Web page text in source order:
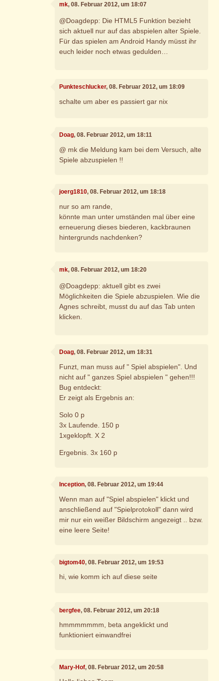
mk, 08. Februar 2012, um 18:07
@Doagdepp: Die HTML5 Funktion bezieht
sich aktuell nur auf das abspielen alter Spiele.
Für das spielen am Android Handy müsst ihr
euch leider noch etwas gedulden…
Punkteschlucker, 08. Februar 2012, um 18:09
schalte um aber es passiert gar nix
Doag, 08. Februar 2012, um 18:11
@ mk die Meldung kam bei dem Versuch, alte
Spiele abzuspielen !!
joerg1810, 08. Februar 2012, um 18:18
nur so am rande,
könnte man unter umständen mal über eine
erneuerung dieses biederen, kackbraunen
hintergrunds nachdenken?
mk, 08. Februar 2012, um 18:20
@Doagdepp: aktuell gibt es zwei
Möglichkeiten die Spiele abzuspielen. Wie die
Agnes schreibt, musst du auf das Tab unten
klicken.
Doag, 08. Februar 2012, um 18:31
Funzt, man muss auf " Spiel abspielen". Und
nicht auf " ganzes Spiel abspielen " gehen!!!
Bug entdeckt:
Er zeigt als Ergebnis an:
Solo 0 p
3x Laufende. 150 p
1xgeklopft. X 2
Ergebnis. 3x 160 p
Inception, 08. Februar 2012, um 19:44
Wenn man auf "Spiel abspielen" klickt und
anschließend auf "Spielprotokoll" dann wird
mir nur ein weißer Bildschirm angezeigt .. bzw.
eine leere Seite!
bigtom40, 08. Februar 2012, um 19:53
hi, wie komm ich auf diese seite
bergfee, 08. Februar 2012, um 20:18
hmmmmmmm, beta angeklickt und
funktioniert einwandfrei
Mary-Hof, 08. Februar 2012, um 20:58